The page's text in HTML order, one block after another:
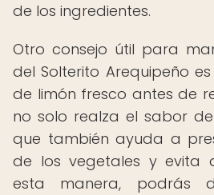
de los ingredientes.
Otro consejo útil para
del Solterito Arequipeño
de limón fresco antes de
no solo realza el sabor
que también ayuda a
de los vegetales y evita
esta manera, podrás